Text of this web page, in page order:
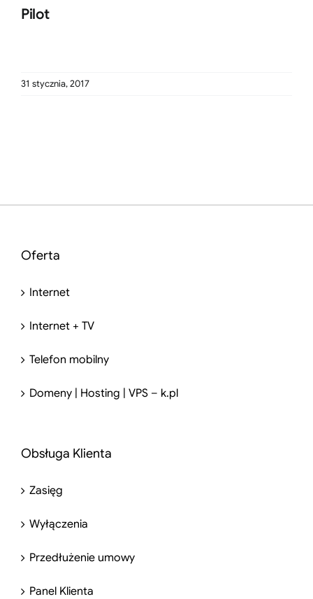
Pilot
31 stycznia, 2017
Oferta
Internet
Internet + TV
Telefon mobilny
Domeny | Hosting | VPS – k.pl
Obsługa Klienta
Zasięg
Wyłączenia
Przedłużenie umowy
Panel Klienta